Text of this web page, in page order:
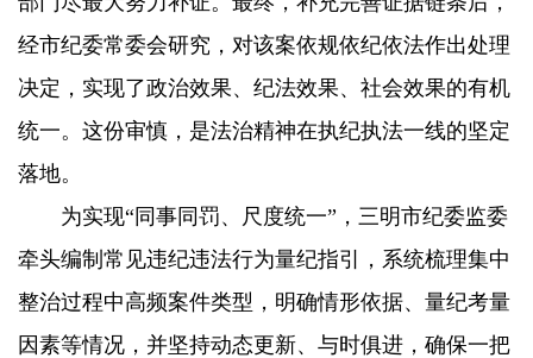
经市纪委常委会研究，对该案依规依纪依法作出处理
决定，实现了政治效果、纪法效果、社会效果的有机
统一。这份审慎，是法治精神在执纪执法一线的坚定
落地。
为实现“同事同罚、尺度统一”，三明市纪委监委
牵头编制常见违纪违法行为量纪指引，系统梳理集中
整治过程中高频案件类型，明确情形依据、量纪考量
因素等情况，并坚持动态更新、与时俱进，确保一把